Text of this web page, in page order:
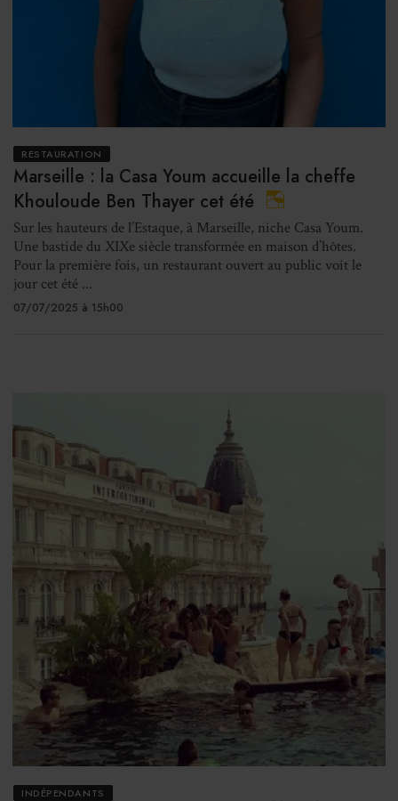
RESTAURATION
Marseille : la Casa Youm accueille la cheffe
Khouloude Ben Thayer cet été
Sur les hauteurs de l’Estaque, à Marseille, niche Casa Youm.
Une bastide du XIXe siècle transformée en maison d’hôtes.
Pour la première fois, un restaurant ouvert au public voit le
jour cet été ...
07/07/2025 à 15h00
INDÉPENDANTS